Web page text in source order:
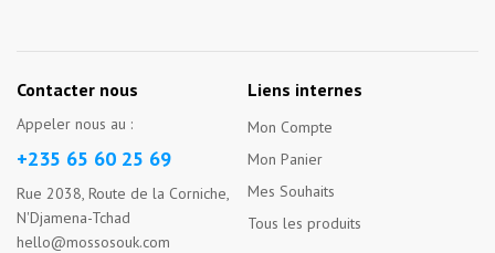
Contacter nous
Appeler nous au :
+235 65 60 25 69
Rue 2038, Route de la Corniche,
N'Djamena-Tchad
hello@mossosouk.com
Liens internes
Mon Compte
Mon Panier
Mes Souhaits
Tous les produits